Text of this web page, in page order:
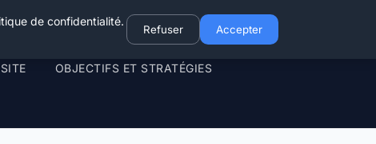
OBJECTIFS ET STRATÉGIES
de confidentialité.
Refuser Accepter